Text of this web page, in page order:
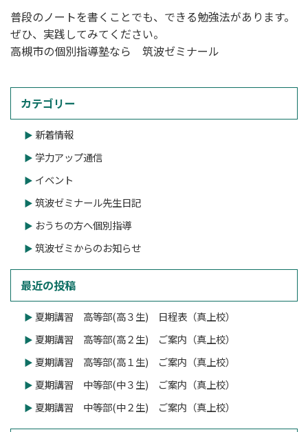
普段のノートを書くことでも、できる勉強法があります。
ぜひ、実践してみてください。
高槻市の個別指導塾なら 筑波ゼミナール
カテゴリー
新着情報
学力アップ通信
イベント
筑波ゼミナール先生日記
おうちの方へ個別指導
筑波ゼミからのお知らせ
最近の投稿
夏期講習 高等部(高３生) 日程表（真上校）
夏期講習 高等部(高２生) ご案内（真上校）
夏期講習 高等部(高１生) ご案内（真上校）
夏期講習 中等部(中３生) ご案内（真上校）
夏期講習 中等部(中２生) ご案内（真上校）